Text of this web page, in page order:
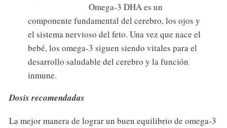
Omega-3 DHA es un
componente fundamental del cerebro, los ojos y
el sistema nervioso del feto. Una vez que nace el
bebé, los omega-3 siguen siendo vitales para el
desarrollo saludable del cerebro y la función
inmune.
Dosis recomendadas
La mejor manera de lograr un buen equilibrio de omega-3